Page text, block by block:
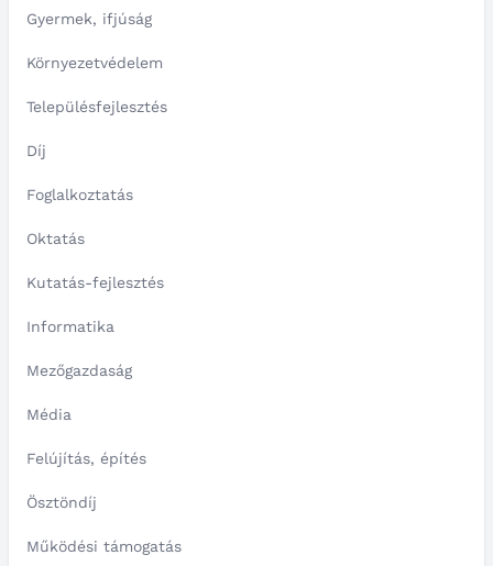
Gyermek, ifjúság
Környezetvédelem
Településfejlesztés
Díj
Foglalkoztatás
Oktatás
Kutatás-fejlesztés
Informatika
Mezőgazdaság
Média
Felújítás, építés
Ösztöndíj
Működési támogatás